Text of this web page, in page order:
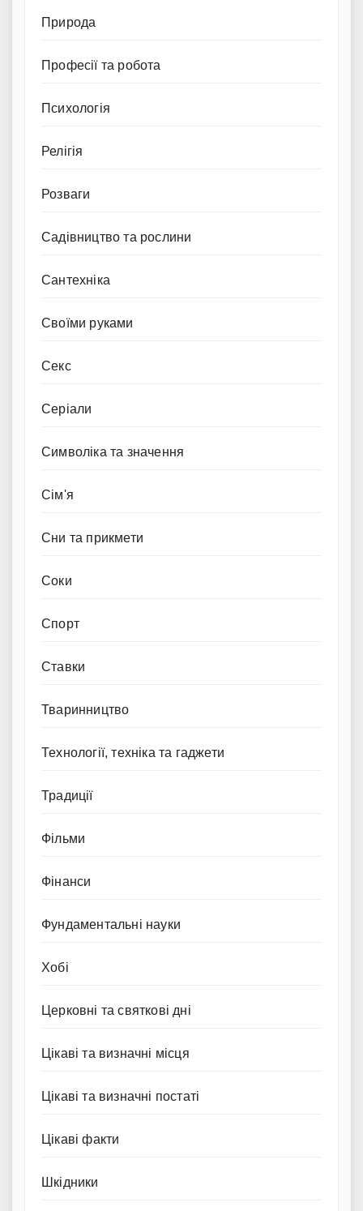
Природа
Професії та робота
Психологія
Релігія
Розваги
Садівництво та рослини
Сантехніка
Своїми руками
Секс
Серіали
Символіка та значення
Сім'я
Сни та прикмети
Соки
Спорт
Ставки
Тваринництво
Технології, техніка та гаджети
Традиції
Фільми
Фінанси
Фундаментальні науки
Хобі
Церковні та святкові дні
Цікаві та визначні місця
Цікаві та визначні постаті
Цікаві факти
Шкідники